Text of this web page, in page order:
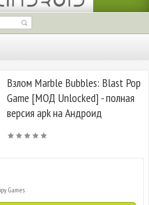
Взлом Marble Bubbles: Blast Pop
Game [МОД Unlocked] - полная
версия apk на Андроид
Games